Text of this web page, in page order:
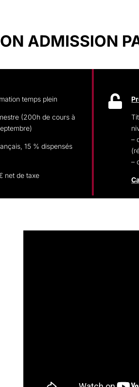
ADMISSION
temps plein
(200h de cours à
15 % dispensés
net de taxe

–
–